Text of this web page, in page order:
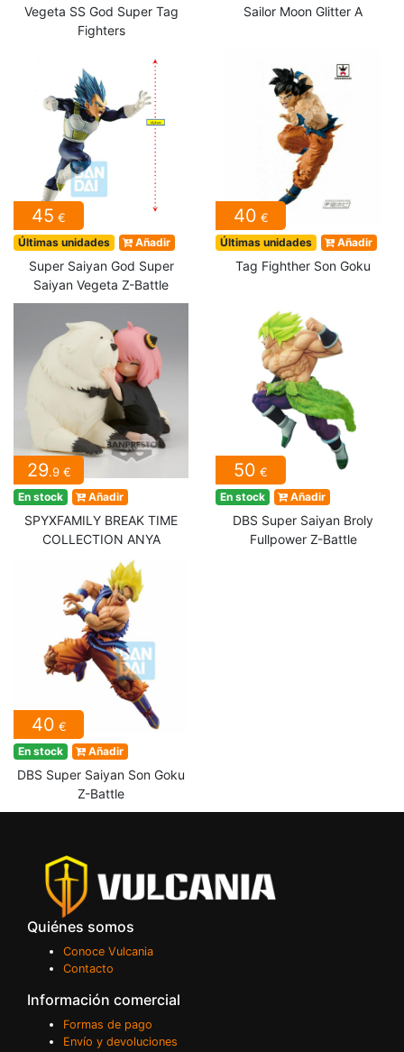
Vegeta SS God Super Tag
Fighters
Sailor Moon Glitter A
45 €
Últimas unidades Añadir
Super Saiyan God Super
Saiyan Vegeta Z-Battle
40 €
Últimas unidades Añadir
Tag Fighther Son Goku
29.9 €
En stock Añadir
SPYXFAMILY BREAK TIME
COLLECTION ANYA
50 €
En stock Añadir
DBS Super Saiyan Broly
Fullpower Z-Battle
40 €
En stock Añadir
DBS Super Saiyan Son Goku
Z-Battle
Quiénes somos
Conoce Vulcania
Contacto
Información comercial
Formas de pago
Envío y devoluciones